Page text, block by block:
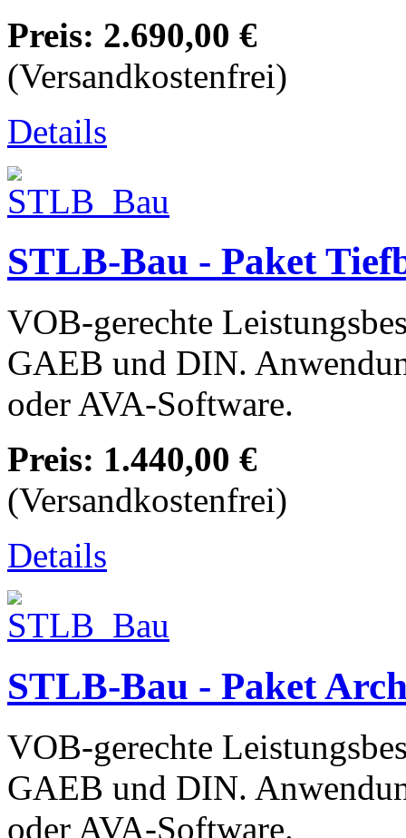
Preis: 2.690,00 €
(Versandkostenfrei)
Details
STLB-Bau - Paket
VOB-gerechte
GAEB und DIN.
oder AVA-Software.
Preis: 1.440,00 €
(Versandkostenfrei)
Details
STLB-Bau - Paket
VOB-gerechte
GAEB und DIN.
oder AVA-Software.